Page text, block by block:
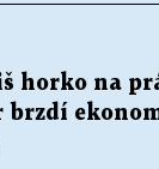
horko na
brzdí